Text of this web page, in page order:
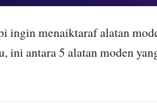
ingin menaiktaraf alatan
antara 5 alatan moden